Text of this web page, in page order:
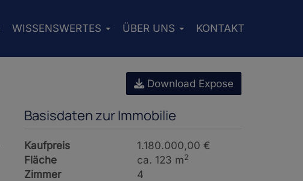
WISSENSWERTES ÜBER UNS KONTAKT
Download Expose
Basisdaten zur Immobilie
Kaufpreis
1.180.000,00 €
Fläche
ca. 123 m2
Zimmer 4